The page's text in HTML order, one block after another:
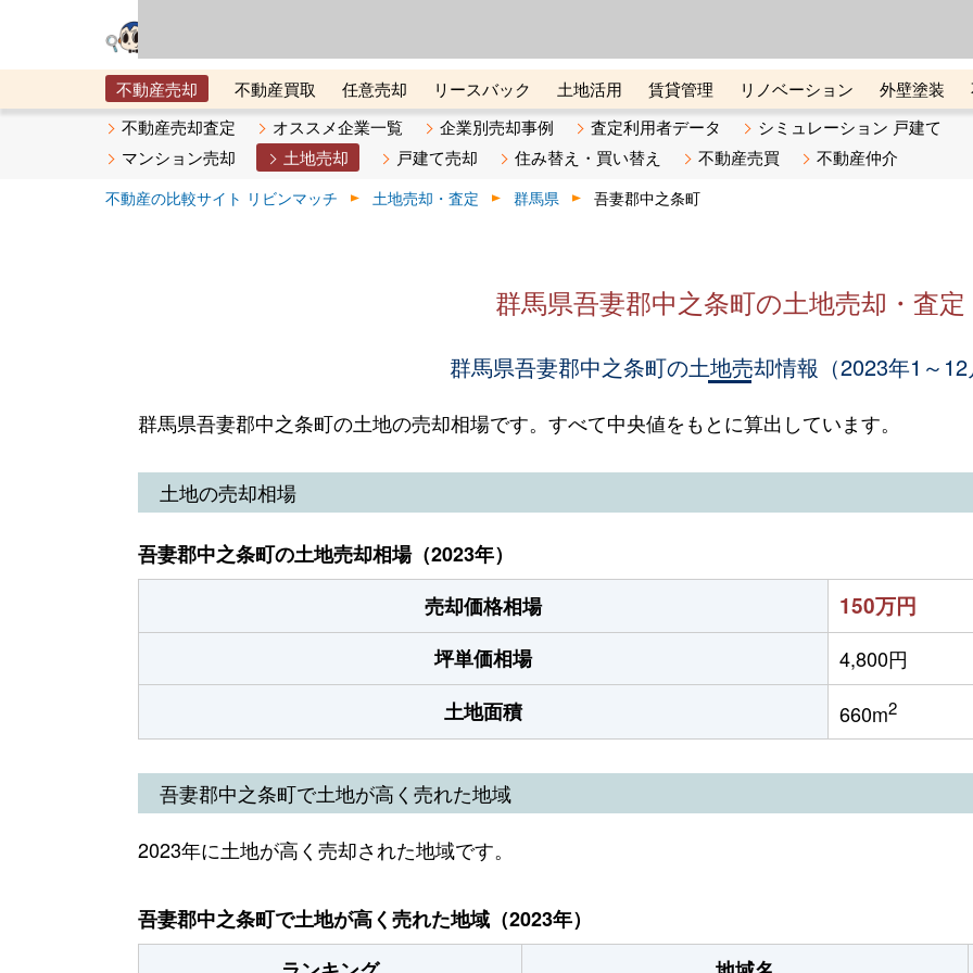
不動産売却 不動産買取 任意売却 リースバック 土地活用 賃貸管理 リノベーション 外壁塗装
メタ住宅展示場
ベスト不動産カンパニー オンライン講座 リビンマガジンBiz 不動産売却ご相談デスク
不動産売却査定 オススメ企業一覧 企業別売却事例 査定利用者データ
シミュレーション 戸建て
マンション売却
土地売却 戸建て売却 住み替え・買い替え 不動産売買 不動産仲介
不動産の比較サイト リビンマッチ 土地売却・査定 群馬県 吾妻郡中之条町
群馬県吾妻郡中之条町の土地売却・査定
群馬県吾妻郡中之条町の土地売却情報（2023年1～
群馬県吾妻郡中之条町の土地の売却相場です。すべて中央値をもとに算出しています。
土地の売却相場
吾妻郡中之条町の土地売却相場（2023年）
売却価格相場
150万円
坪単価相場
4,800円
土地面積
660m2
吾妻郡中之条町で土地が高く売れた地域
2023年に土地が高く売却された地域です。
吾妻郡中之条町で土地が高く売れた地域（2023年）